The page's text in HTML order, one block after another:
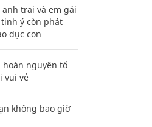
trai và em gái
ý còn phát
dục con
hoàn nguyên tố
vui vẻ
không bao giờ